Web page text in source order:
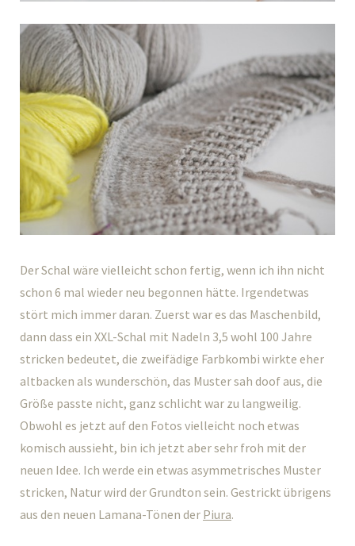
Der Schal wäre vielleicht schon fertig, wenn ich ihn nicht
schon 6 mal wieder neu begonnen hätte. Irgendetwas
stört mich immer daran. Zuerst war es das Maschenbild,
dann dass ein XXL-Schal mit Nadeln 3,5 wohl 100 Jahre
stricken bedeutet, die zweifädige Farbkombi wirkte eher
altbacken als wunderschön, das Muster sah doof aus, die
Größe passte nicht, ganz schlicht war zu langweilig.
Obwohl es jetzt auf den Fotos vielleicht noch etwas
komisch aussieht, bin ich jetzt aber sehr froh mit der
neuen Idee. Ich werde ein etwas asymmetrisches Muster
stricken, Natur wird der Grundton sein. Gestrickt übrigens
aus den neuen Lamana-Tönen der Piura.